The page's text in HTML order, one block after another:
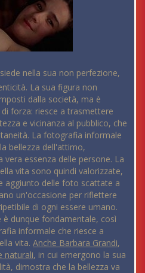
nella sua non perfezione,
La sua figura non
dalla società, ma è
forza: riesce a trasmettere
e vicinanza al pubblico, che
La fotografia informale
bellezza dell'attimo,
essenza delle persone. La
vita sono quindi valorizzate,
aggiunto delle foto scattate a
un'occasione per riflettere
di ogni essere umano.
dunque fondamentale, così
informale che riesce a
vita. Anche Barbara Grandi,
naturali, in cui emergono la sua
dimostra che la bellezza va